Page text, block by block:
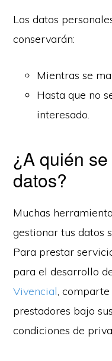
Los datos
conservarán:
Mientras se
Hasta que no
interesado.
¿A quién
datos?
Muchas
gestionar tus datos
Para prestar
para el desarrollo
Vivencial ,
prestadores bajo
condiciones de